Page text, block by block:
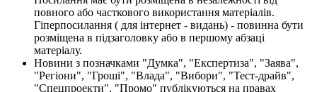
повного або часткового використання матеріалів.
Гіперпосилання ( для інтернет - видань) - повинна бути
розміщена в підзаголовку або в першому абзаці
матеріалу.
Новини з позначками "Думка", "Експертиза", "Заява",
"Регіони", "Гроші", "Влада", "Вибори", "Тест-драйв",
"Спецпроекти", "Промо" публікуються на правах